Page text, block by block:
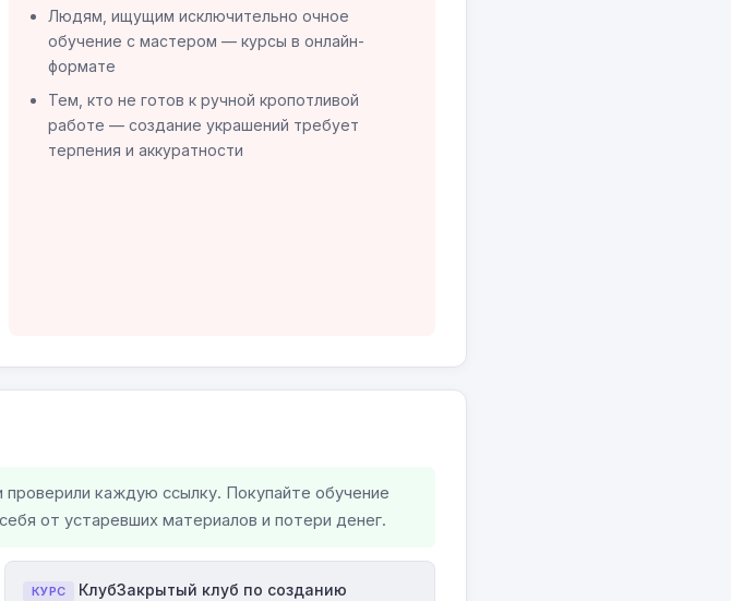
Людям, ищущим исключительно очное
обучение с мастером — курсы в онлайн-
формате
Тем, кто не готов к ручной кропотливой
работе — создание украшений требует
терпения и аккуратности
каждую ссылку. Покупайте обучение
от устаревших материалов и потери денег.
КУРС
КлубЗакрытый клуб по созданию